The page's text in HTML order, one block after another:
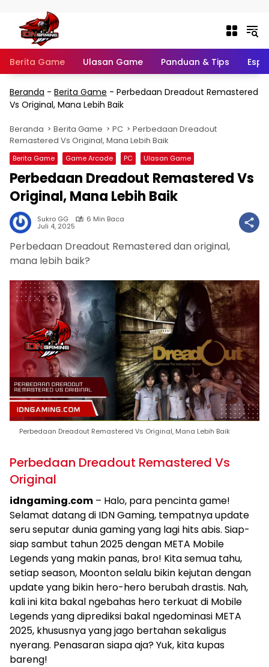
Berita Game Ulasan Game Panduan & Tips
Beranda - Berita Game - Perbedaan Dreadout Remastered
Vs Original, Mana Lebih Baik
Beranda Berita Game PC
Perbedaan Dreadout
Remastered Vs Original, Mana Lebih Baik
Berita Game Game Arcade PC Ulasan Game
Perbedaan Dreadout Remastered Vs
Original, Mana Lebih Baik
Sukro GG 6 Min Baca
Juli 4, 2025
Perbedaan Dreadout Remastered dan original,
mana lebih baik?
Perbedaan Dreadout Remastered Vs Original, Mana Lebih Baik
Perbedaan Dreadout Remastered Vs
Original
idngaming.com – Halo, para pencinta game!
Selamat datang di IDN Gaming, tempatnya update
seru seputar dunia gaming yang lagi hits abis. Siap-
siap sambut tahun 2025 dengan META Mobile
Legends yang makin panas, bro! Kita semua tahu,
setiap season, Moonton selalu bikin kejutan dengan
update yang bikin hero-hero berubah drastis. Nah,
kali ini kita bakal ngebahas hero terkuat di Mobile
Legends yang diprediksi bakal ngedominasi META
2025, khususnya yang jago bertahan sekaligus
nyerang. Penasaran siapa aja? Yuk, kita kupas
bareng!